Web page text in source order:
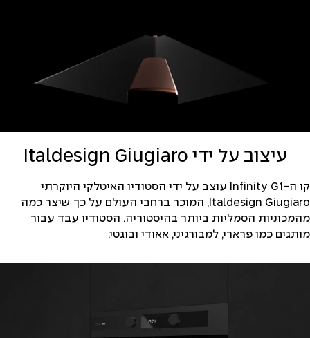
עיצוב על ידי Italdesign Giugiaro
קו ה-Infinity G1 עוצב על ידי הסטודיו האיטלקי היוקרתי
Italdesign Giugiaro, המוכר ברחבי העולם על כך שיצר כמה
מהמכוניות הסמליות ביותר בהיסטוריה. הסטודיו עבד עבור
מותגים כמו פרארי, למבורגיני, אאודי ובוגטי.